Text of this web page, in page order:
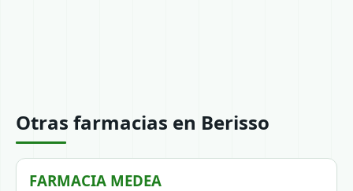
Otras farmacias en Berisso
FARMACIA MEDEA